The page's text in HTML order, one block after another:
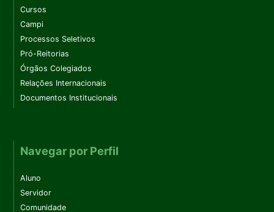
Cursos
Campi
Processos Seletivos
Pró-Reitorias
Órgãos Colegiados
Relações Internacionais
Documentos Institucionais
Navegar por Perfil
Aluno
Servidor
Comunidade